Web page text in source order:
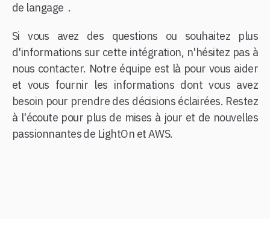
de langage .
Si vous avez des questions ou souhaitez plus
d'informations sur cette intégration, n'hésitez pas à
nous contacter. Notre équipe est là pour vous aider
et vous fournir les informations dont vous avez
besoin pour prendre des décisions éclairées. Restez
à l'écoute pour plus de mises à jour et de nouvelles
passionnantes de LightOn et AWS.